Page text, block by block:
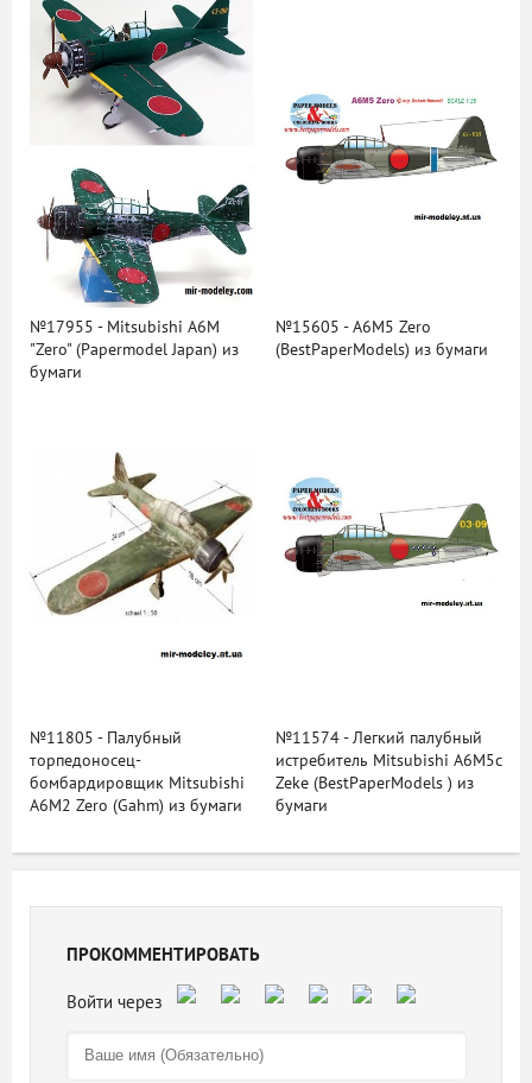
№17955 - Mitsubishi A6M
"Zero" (Papermodel Japan) из
бумаги
№15605 - A6M5 Zero
(BestPaperModels) из бумаги
№11805 - Палубный
торпедоносец-
бомбардировщик Mitsubishi
A6M2 Zero (Gahm) из бумаги
№11574 - Легкий палубный
истребитель Mitsubishi A6M5c
Zeke (BestPaperModels ) из
бумаги
ПРОКОММЕНТИРОВАТЬ